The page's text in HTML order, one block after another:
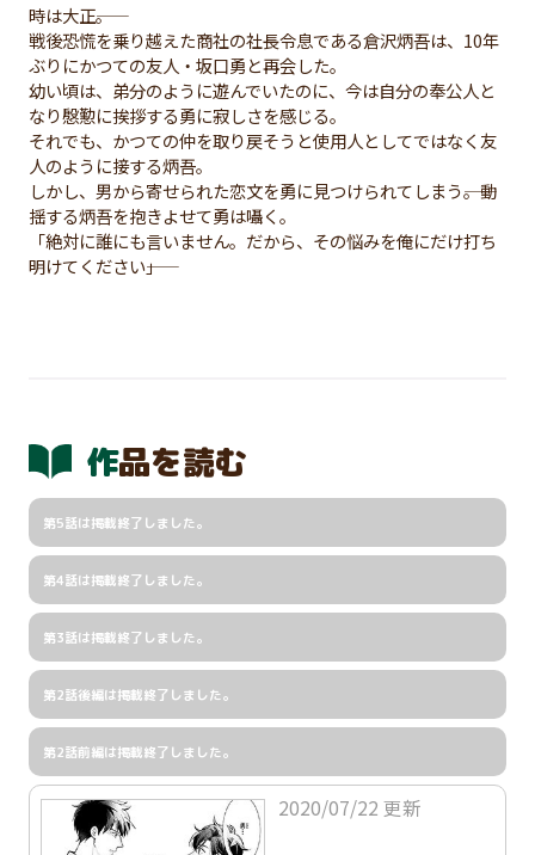
時は大正――。
戦後恐慌を乗り越えた商社の社長令息である倉沢炳吾は、10年
ぶりにかつての友人・坂口勇と再会した。
幼い頃は、弟分のように遊んでいたのに、今は自分の奉公人と
なり慇懃に挨拶する勇に寂しさを感じる。
それでも、かつての仲を取り戻そうと使用人としてではなく友
人のように接する炳吾。
しかし、男から寄せられた恋文を勇に見つけられてしまう――。動
揺する炳吾を抱きよせて勇は囁く。
「絶対に誰にも言いません。だから、その悩みを俺にだけ打ち
明けてください――」
作品を読む
第5話は掲載終了しました。
第4話は掲載終了しました。
第3話は掲載終了しました。
第2話後編は掲載終了しました。
第2話前編は掲載終了しました。
2020/07/22 更新